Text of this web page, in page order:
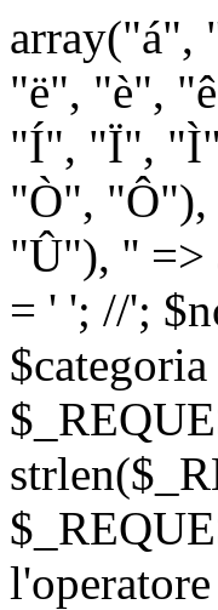
array("á",
"ë", "è",
"Í", "Ï",
"Ò",
"Û"), '' =>
= ' '; //';